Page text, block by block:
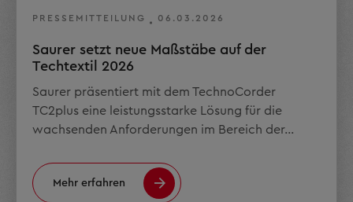
PRESSEMITTEILUNG 06.03.2026
Saurer setzt neue Maßstäbe auf der
Techtextil 2026
Saurer präsentiert mit dem TechnoCorder
TC2plus eine leistungsstarke Lösung für die
wachsenden Anforderungen im Bereich der…
Mehr erfahren